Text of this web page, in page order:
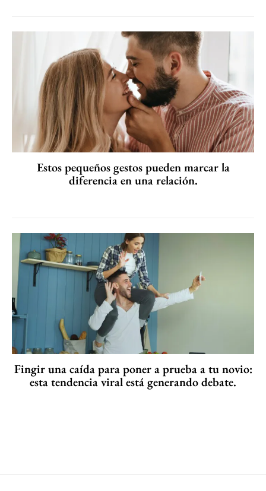
Estos pequeños gestos pueden marcar la
diferencia en una relación.
Fingir una caída para poner a prueba a tu novio:
esta tendencia viral está generando debate.